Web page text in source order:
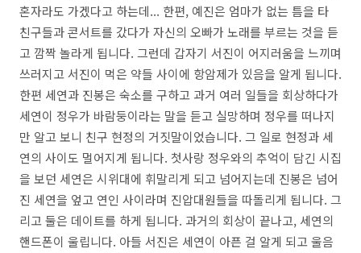
혼자라도 가겠다고 하는데... 한편, 예진은 엄마가 없는 틈을 타
친구들과 콘서트를 갔다가 자신의 오빠가 노래를 부르는 것을 듣
고 깜짝 놀라게 됩니다. 그런데 갑자기 서진이 어지러움을 느끼며
쓰러지고 서진이 먹은 약들 사이에 항암제가 있음을 알게 됩니다.
한편 세연과 진봉은 숙소를 구하고 과거 여러 일들을 회상하다가
세연이 정우가 바람둥이라는 말을 듣고 실망하며 정우를 떠나지
만 알고 보니 친구 현정의 거짓말이었습니다. 그 일로 현정과 세
연의 사이도 멀어지게 됩니다. 첫사랑 정우와의 추억이 담긴 시집
을 보던 세연은 시위대에 휘말리게 되고 넘어지는데 진봉은 넘어
진 세연을 엎고 연인 사이라며 진압대원들을 따돌리게 됩니다. 그
리고 둘은 데이트를 하게 됩니다. 과거의 회상이 끝나고, 세연의
핸드폰이 울립니다. 아들 서진은 세연이 아픈 걸 알게 되고 울음